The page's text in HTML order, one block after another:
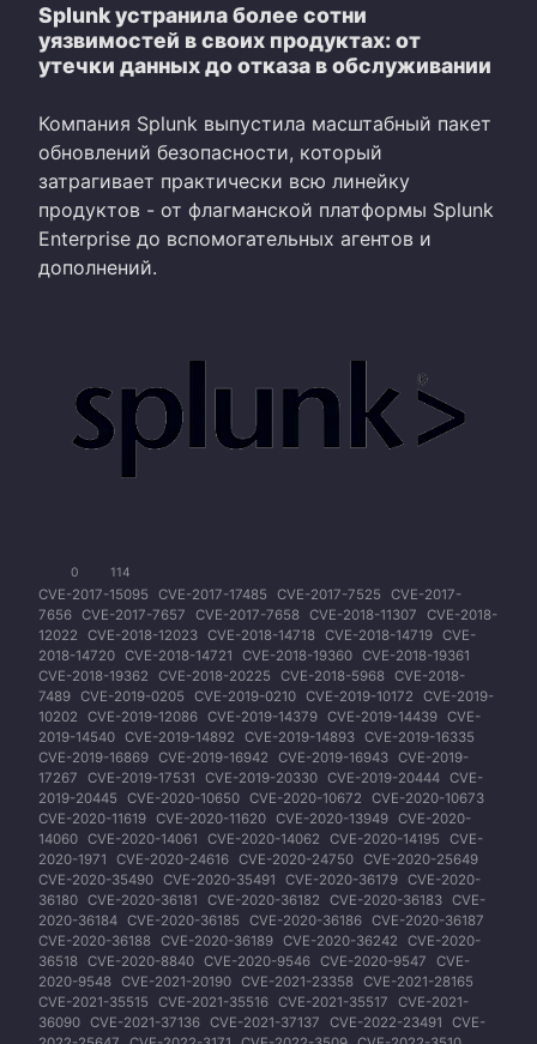
Splunk устранила более сотни
уязвимостей в своих продуктах: от
утечки данных до отказа в обслуживании
Компания Splunk выпустила масштабный пакет
обновлений безопасности, который
затрагивает практически всю линейку
продуктов - от флагманской платформы Splunk
Enterprise до вспомогательных агентов и
дополнений.
0 114
CVE-2017-15095 CVE-2017-17485 CVE-2017-7525
CVE-2017-
7656 CVE-2017-7657 CVE-2017-7658 CVE-2018-11307
CVE-2018-
12022
CVE-2018-12023 CVE-2018-14718 CVE-2018-14719 CVE-
2018-14720 CVE-2018-14721 CVE-2018-19360 CVE-2018-19361
CVE-2018-19362
CVE-2018-20225 CVE-2018-5968 CVE-2018-
7489 CVE-2019-0205 CVE-2019-0210 CVE-2019-10172
CVE-2019-
10202
CVE-2019-12086 CVE-2019-14379 CVE-2019-14439 CVE-
2019-14540 CVE-2019-14892 CVE-2019-14893 CVE-2019-16335
CVE-2019-16869 CVE-2019-16942 CVE-2019-16943 CVE-2019-
17267
CVE-2019-17531 CVE-2019-20330 CVE-2019-20444 CVE-
2019-20445
CVE-2020-10650 CVE-2020-10672
CVE-2020-10673
CVE-2020-11619 CVE-2020-11620 CVE-2020-13949 CVE-2020-
14060 CVE-2020-14061 CVE-2020-14062 CVE-2020-14195
CVE-
2020-1971
CVE-2020-24616 CVE-2020-24750 CVE-2020-25649
CVE-2020-35490 CVE-2020-35491 CVE-2020-36179 CVE-2020-
36180 CVE-2020-36181 CVE-2020-36182 CVE-2020-36183 CVE-
2020-36184 CVE-2020-36185 CVE-2020-36186 CVE-2020-36187
CVE-2020-36188 CVE-2020-36189 CVE-2020-36242
CVE-2020-
36518 CVE-2020-8840 CVE-2020-9546 CVE-2020-9547
CVE-
2020-9548 CVE-2021-20190 CVE-2021-23358 CVE-2021-28165
CVE-2021-35515
CVE-2021-35516 CVE-2021-35517
CVE-2021-
36090 CVE-2021-37136 CVE-2021-37137 CVE-2022-23491
CVE-